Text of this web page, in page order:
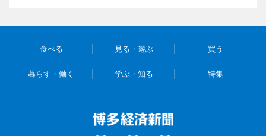
食べる 見る・遊ぶ 買う
暮らす・働く 学ぶ・知る 特集